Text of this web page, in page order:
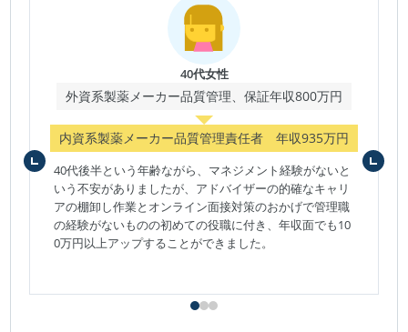
40代女性
外資系製薬メーカー品質管理、保証年収800万円
内資系製薬メーカー品質管理責任者 年収935万円
40代後半という年齢ながら、マネジメント経験がないと
いう不安がありましたが、アドバイザーの的確なキャリ
アの棚卸し作業とオンライン面接対策のおかげで管理職
の経験がないものの初めての役職に付き、年収面でも10
0万円以上アップすることができました。